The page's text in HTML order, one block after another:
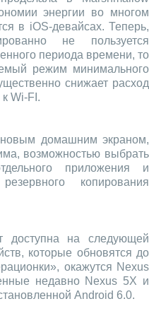
энергии во многом
в iOS-девайсах. Теперь,
не пользуется
периода времени, то
режим минимального
снижает расход
Wi-FI.
домашним экраном,
возможностью выбрать
приложения и
копирования
доступна на следующей
которые обновятся до
окажутся Nexus
недавно Nexus 5X и
Android 6.0.